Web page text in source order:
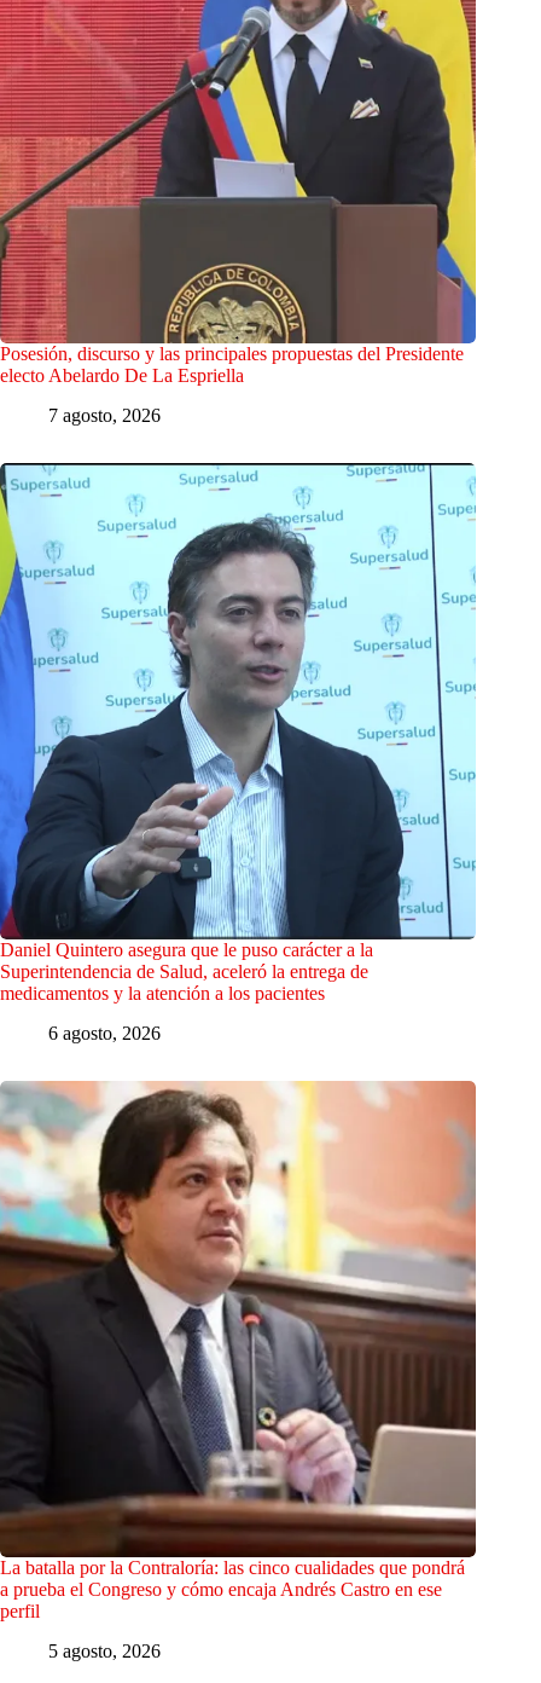
Posesión, discurso y las principales propuestas del Presidente
electo Abelardo De La Espriella
7 agosto, 2026
Daniel Quintero asegura que le puso carácter a la
Superintendencia de Salud, aceleró la entrega de
medicamentos y la atención a los pacientes
6 agosto, 2026
La batalla por la Contraloría: las cinco cualidades que pondrá
a prueba el Congreso y cómo encaja Andrés Castro en ese
perfil
5 agosto, 2026